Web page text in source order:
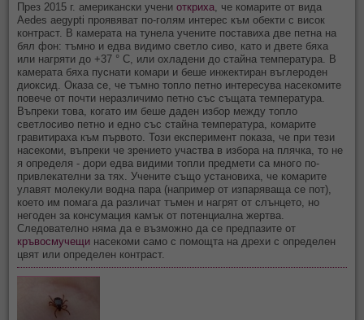
През 2015 г. американски учениоткриха, че комарите от вида
Aedes aegypti проявяват по-голям интерес към обекти с висок
контраст. В камерата на тунела учените поставиха две петна на
бял фон: тъмно и едва видимо светло сиво, като и двете бяха
или нагряти до +37 ° C, или охладени до стайна температура. В
камерата бяха пуснати комари и беше инжектиран въглероден
диоксид. Оказа се, че тъмно топло петно интересува насекомите
повече от почти неразличимо петно със същата температура.
Въпреки това, когато им беше даден избор между топло
светлосиво петно и едно със стайна температура, комарите
гравитираха към първото. Този експеримент показа, че при тези
насекоми, въпреки че зрението участва в избора на плячка, то не
я определя - дори едва видими топли предмети са много по-
привлекателни за тях. Учените също установиха, че комарите
улавят молекули водна пара (например от изпаряваща се пот),
което им помага да различат тъмен и нагрят от слънцето, но
негоден за консумация камък от потенциална жертва.
Следователно няма да е възможно да се предпазите от
кръвосмучещи насекоми само с помощта на дрехи с определен
цвят или определен контраст.